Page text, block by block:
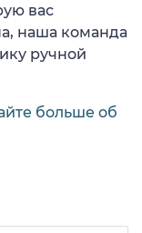
вас
наша команда
ручной
больше об